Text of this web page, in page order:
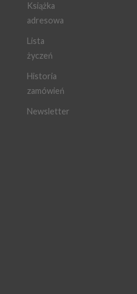
Książka
adresowa
Lista
życzeń
Historia
zamówień
Newsletter